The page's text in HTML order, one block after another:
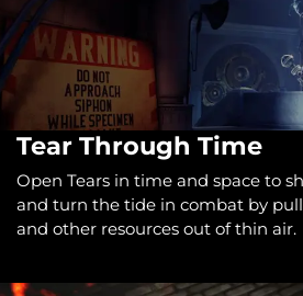
Tear Through Time
Open Tears in time and space to
and turn the tide in combat by
and other resources out of thin air.